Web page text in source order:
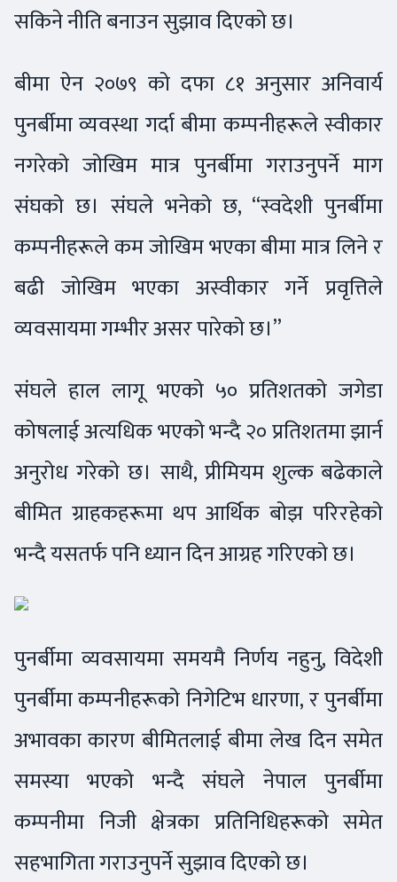
सकिने नीति बनाउन सुझाव दिएको छ।
बीमा ऐन २०७९ को दफा ८१ अनुसार अनिवार्य
पुनर्बीमा व्यवस्था गर्दा बीमा कम्पनीहरूले स्वीकार
नगरेको जोखिम मात्र पुनर्बीमा गराउनुपर्ने माग
संघको छ। संघले भनेको छ, “स्वदेशी पुनर्बीमा
कम्पनीहरूले कम जोखिम भएका बीमा मात्र लिने र
बढी जोखिम भएका अस्वीकार गर्ने प्रवृत्तिले
व्यवसायमा गम्भीर असर पारेको छ।”
संघले हाल लागू भएको ५० प्रतिशतको जगेडा
कोषलाई अत्यधिक भएको भन्दै २० प्रतिशतमा झार्न
अनुरोध गरेको छ। साथै, प्रीमियम शुल्क बढेकाले
बीमित ग्राहकहरूमा थप आर्थिक बोझ परिरहेको
भन्दै यसतर्फ पनि ध्यान दिन आग्रह गरिएको छ।
पुनर्बीमा व्यवसायमा समयमै निर्णय नहुनु, विदेशी
पुनर्बीमा कम्पनीहरूको निगेटिभ धारणा, र पुनर्बीमा
अभावका कारण बीमितलाई बीमा लेख दिन समेत
समस्या भएको भन्दै संघले नेपाल पुनर्बीमा
कम्पनीमा निजी क्षेत्रका प्रतिनिधिहरूको समेत
सहभागिता गराउनुपर्ने सुझाव दिएको छ।